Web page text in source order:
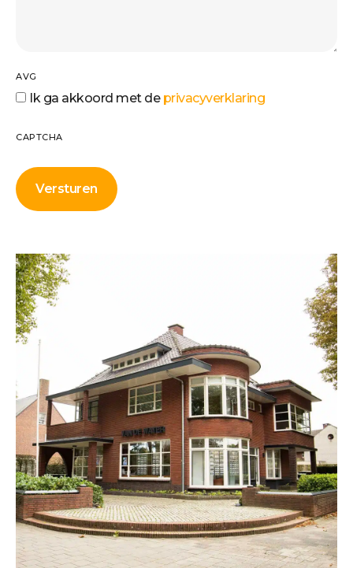
AVG
Ik ga akkoord met de privacyverklaring
CAPTCHA